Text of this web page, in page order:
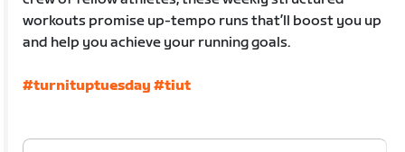
workouts promise up-tempo runs that’ll boost you up
and help you achieve your running goals.
#turnituptuesday #tiut